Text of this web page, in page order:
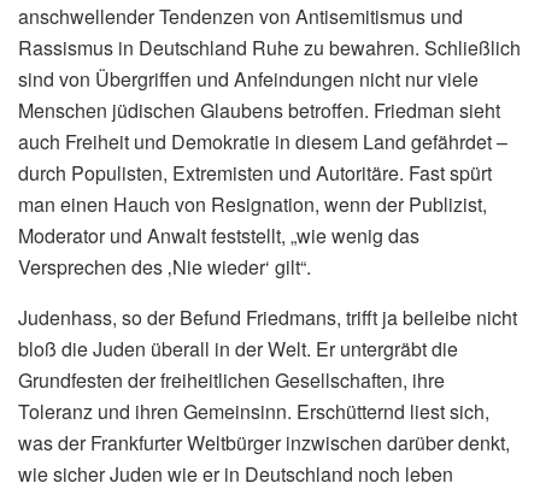
anschwellender Tendenzen von Antisemitismus und
Rassismus in Deutschland Ruhe zu bewahren. Schließlich
sind von Übergriffen und Anfeindungen nicht nur viele
Menschen jüdischen Glaubens betroffen. Friedman sieht
auch Freiheit und Demokratie in diesem Land gefährdet –
durch Populisten, Extremisten und Autoritäre. Fast spürt
man einen Hauch von Resignation, wenn der Publizist,
Moderator und Anwalt feststellt, „wie wenig das
Versprechen des ‚Nie wieder‘ gilt“.
Judenhass, so der Befund Friedmans, trifft ja beileibe nicht
bloß die Juden überall in der Welt. Er untergräbt die
Grundfesten der freiheitlichen Gesellschaften, ihre
Toleranz und ihren Gemeinsinn. Erschütternd liest sich,
was der Frankfurter Weltbürger inzwischen darüber denkt,
wie sicher Juden wie er in Deutschland noch leben